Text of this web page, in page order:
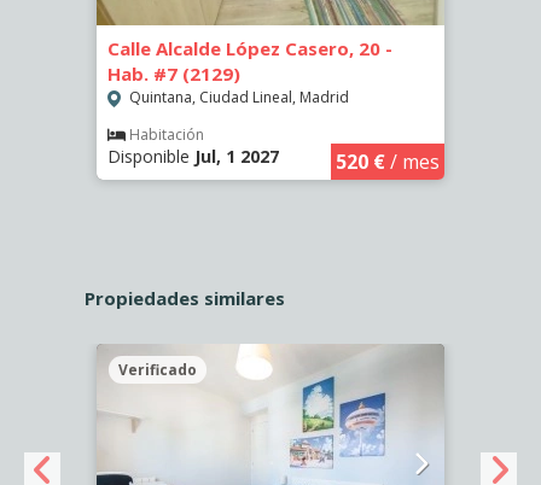
Calle Alcalde López Casero, 20 -
Hab. #7 (2129)
Quintana, Ciudad Lineal, Madrid
Habitación
Disponible Jul, 1 2027 520 €/ mes
Propiedades similares
Verificado